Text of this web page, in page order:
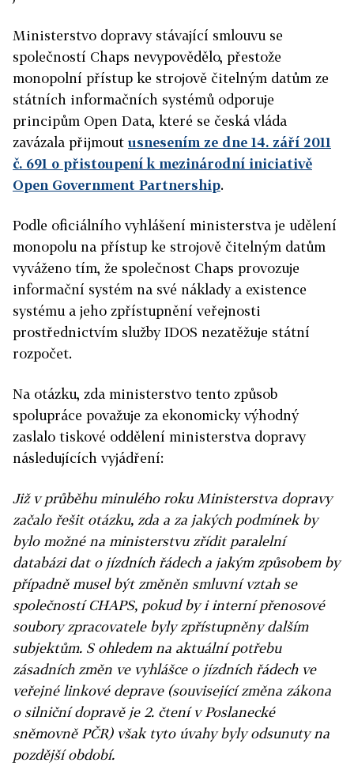
Ministerstvo dopravy stávající smlouvu se
společností Chaps nevypovědělo, přestože
monopolní přístup ke strojově čitelným datům ze
státních informačních systémů odporuje
principům Open Data, které se česká vláda
zavázala přijmoutusnesením ze dne 14. září 2011
č. 691 o přistoupení k mezinárodní iniciativě
Open Government Partnership.
Podle oficiálního vyhlášení ministerstva je udělení
monopolu na přístup ke strojově čitelným datům
vyváženo tím, že společnost Chaps provozuje
informační systém na své náklady a existence
systému a jeho zpřístupnění veřejnosti
prostřednictvím služby IDOS nezatěžuje státní
rozpočet.
Na otázku, zda ministerstvo tento způsob
spolupráce považuje za ekonomicky výhodný
zaslalo tiskové oddělení ministerstva dopravy
následujících vyjádření:
Již v průběhu minulého roku Ministerstva dopravy
začalo řešit otázku, zda a za jakých podmínek by
bylo možné na ministerstvu zřídit paralelní
databázi dat o jízdních řádech a jakým způsobem by
případně musel být změněn smluvní vztah se
společností CHAPS, pokud by i interní přenosové
soubory zpracovatele byly zpřístupněny dalším
subjektům. S ohledem na aktuální potřebu
zásadních změn ve vyhlášce o jízdních řádech ve
veřejné linkové deprave (související změna zákona
o silniční dopravě je 2. čtení v Poslanecké
sněmovně PČR) však tyto úvahy byly odsunuty na
pozdější období.